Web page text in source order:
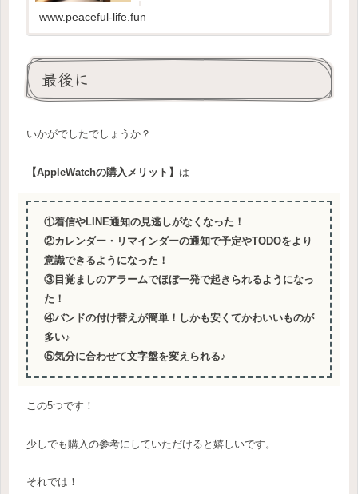
www.peaceful-life.fun
最後に
いかがでしたでしょうか？
【AppleWatchの購入メリット】 は
①着信やLINE通知の見逃しがなくなった！
②カレンダー・リマインダーの通知で予定やTODOをより
意識できるようになった！
③目覚ましのアラームでほぼ一発で起きられるようになっ
た！
④バンドの付け替えが簡単！しかも安くてかわいいものが
多い♪
⑤気分に合わせて文字盤を変えられる♪
この5つです！
少しでも購入の参考にしていただけると嬉しいです。
それでは！